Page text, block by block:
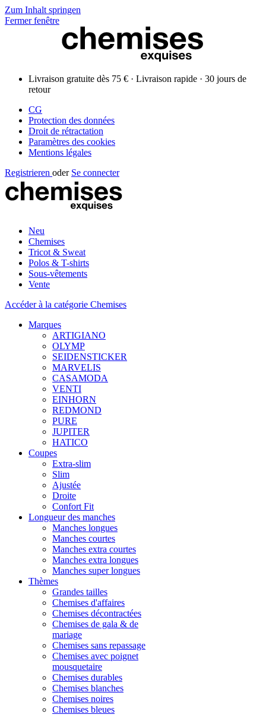
Zum Inhalt springen
Fermer fenêtre
Livraison gratuite dès 75 € · Livraison rapide · 30 jours de
retour
CG
Protection des données
Droit de rétractation
Paramètres des cookies
Mentions légales
Registrieren oder Se connecter
Neu
Chemises
Tricot & Sweat
Polos & T-shirts
Sous-vêtements
Vente
Accéder à la catégorie Chemises
Marques
ARTIGIANO
OLYMP
SEIDENSTICKER
MARVELIS
CASAMODA
VENTI
EINHORN
REDMOND
PURE
JUPITER
HATICO
Coupes
Extra-slim
Slim
Ajustée
Droite
Confort Fit
Longueur des manches
Manches longues
Manches courtes
Manches extra courtes
Manches extra longues
Manches super longues
Thèmes
Grandes tailles
Chemises d'affaires
Chemises décontractées
Chemises de gala & de
mariage
Chemises sans repassage
Chemises avec poignet
mousquetaire
Chemises durables
Chemises blanches
Chemises noires
Chemises bleues